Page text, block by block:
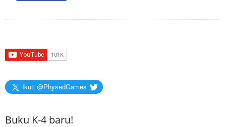
Ikuti @PhysedGames
Buku K-4 baru!